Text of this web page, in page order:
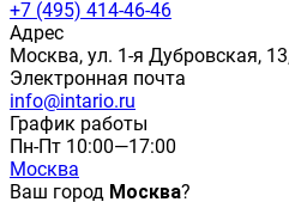
+7 (495) 414-46-46
Адрес
Москва, ул. 1-я Дубровская,
Электронная почта
info@intario.ru
График работы
Пн-Пт 10:00—17:00
Москва
Ваш город Москва?